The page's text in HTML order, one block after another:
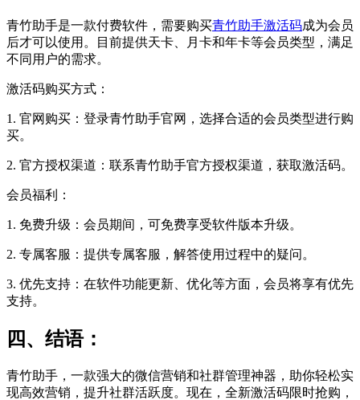
青竹助手是一款付费软件，需要购买青竹助手激活码成为会员
后才可以使用。目前提供天卡、月卡和年卡等会员类型，满足
不同用户的需求。
激活码购买方式：
1. 官网购买：登录青竹助手官网，选择合适的会员类型进行购
买。
2. 官方授权渠道：联系青竹助手官方授权渠道，获取激活码。
会员福利：
1. 免费升级：会员期间，可免费享受软件版本升级。
2. 专属客服：提供专属客服，解答使用过程中的疑问。
3. 优先支持：在软件功能更新、优化等方面，会员将享有优先
支持。
四、结语：
青竹助手，一款强大的微信营销和社群管理神器，助你轻松实
现高效营销，提升社群活跃度。现在，全新激活码限时抢购，